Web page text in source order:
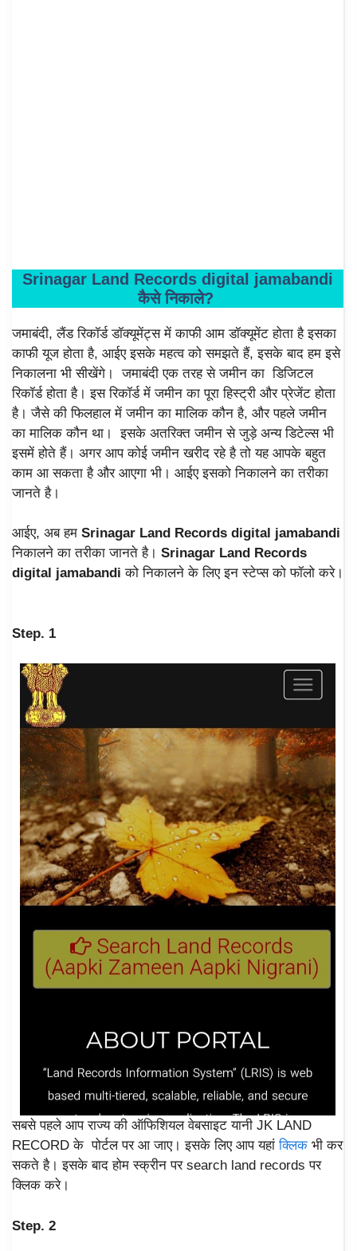
Srinagar Land Records digital jamabandi
कैसे निकाले?
जमाबंदी, लैंड रिकॉर्ड डॉक्यूमेंट्स में काफी आम डॉक्यूमेंट होता है इसका
काफी यूज होता है, आईए इसके महत्व को समझते हैं, इसके बाद हम इसे
निकालना भी सीखेंगे। जमाबंदी एक तरह से जमीन का डिजिटल
रिकॉर्ड होता है। इस रिकॉर्ड में जमीन का पूरा हिस्ट्री और प्रेजेंट होता
है। जैसे की फिलहाल में जमीन का मालिक कौन है, और पहले जमीन
का मालिक कौन था। इसके अतरिक्त जमीन से जुड़े अन्य डिटेल्स भी
इसमें होते हैं। अगर आप कोई जमीन खरीद रहे है तो यह आपके बहुत
काम आ सकता है और आएगा भी। आईए इसको निकालने का तरीका
जानते है।
आईए, अब हम Srinagar Land Records digital jamabandi
निकालने का तरीका जानते है। Srinagar Land Records
digital jamabandi को निकालने के लिए इन स्टेप्स को फॉलो करे।
Step. 1
सबसे पहले आप राज्य की ऑफिशियल वेबसाइट यानी JK LAND
RECORD के पोर्टल पर आ जाए। इसके लिए आप यहांक्लिक भी कर
सकते है। इसके बाद होम स्क्रीन पर search land records पर
क्लिक करे।
Step. 2